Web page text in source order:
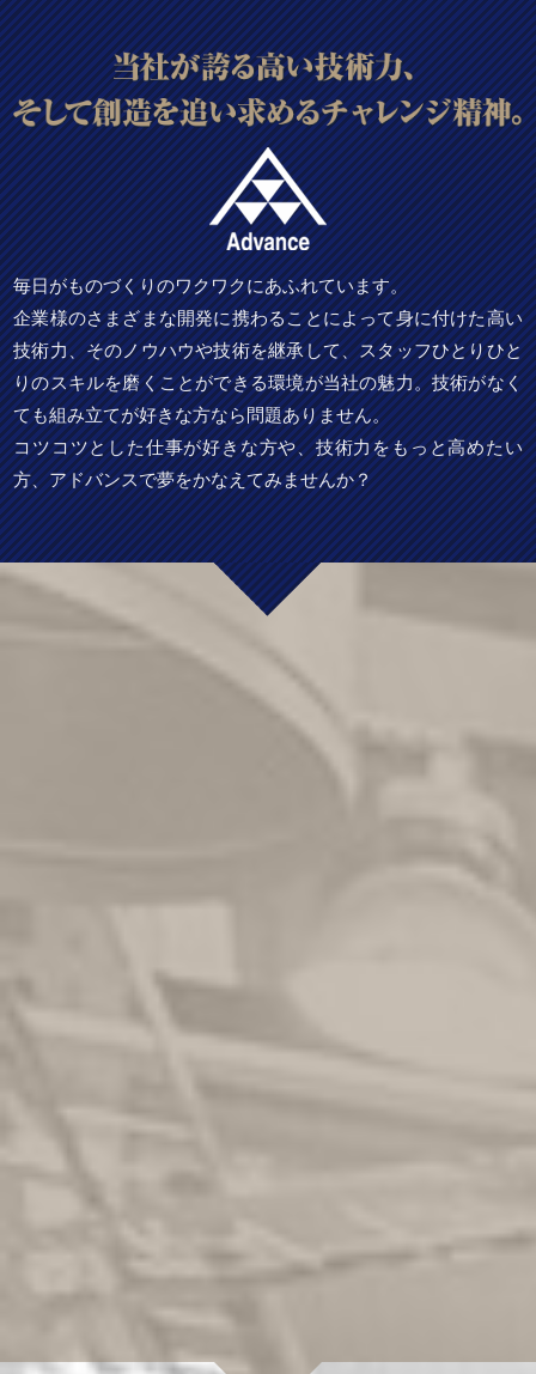
毎日がものづくりのワクワクにあふれています。
企業様のさまざまな開発に携わることによって身に付けた高い
技術力、そのノウハウや技術を継承して、スタッフひとりひと
りのスキルを磨くことができる環境が当社の魅力。技術がなく
ても組み立てが好きな方なら問題ありません。
コツコツとした仕事が好きな方や、技術力をもっと高めたい
方、アドバンスで夢をかなえてみませんか？